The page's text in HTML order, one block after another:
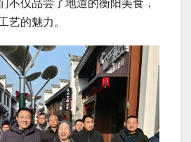
不仅品尝了地道的衡阳美食，
艺的魅力。